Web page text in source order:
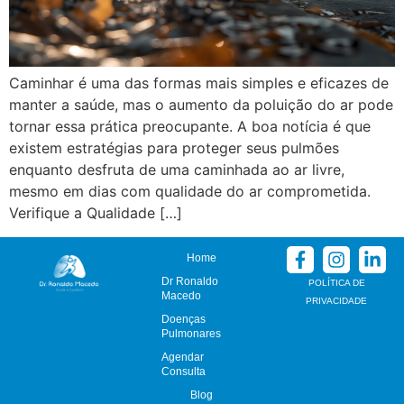
Caminhar é uma das formas mais simples e eficazes de
manter a saúde, mas o aumento da poluição do ar pode
tornar essa prática preocupante. A boa notícia é que
existem estratégias para proteger seus pulmões
enquanto desfruta de uma caminhada ao ar livre,
mesmo em dias com qualidade do ar comprometida.
Verifique a Qualidade […]
Home
Dr Ronaldo
Macedo
Doenças
Pulmonares
Agendar
Consulta
Blog
POLÍTICA DE
PRIVACIDADE